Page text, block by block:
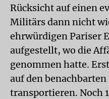
Rücksicht auf einen
Militärs dann nicht
ehrwürdigen Pariser
aufgestellt, wo die
genommen hatte.
auf den
transportieren. Noch